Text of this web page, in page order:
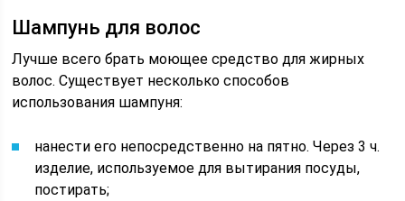
Шампунь для волос
Лучше всего брать моющее средство для жирных
волос. Существует несколько способов
использования шампуня:
нанести его непосредственно на пятно. Через 3 ч.
изделие, используемое для вытирания посуды,
постирать;